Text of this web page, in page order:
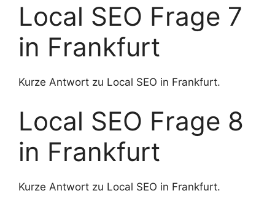
Local SEO Frage 7
in Frankfurt
Kurze Antwort zu Local SEO in Frankfurt.
Local SEO Frage 8
in Frankfurt
Kurze Antwort zu Local SEO in Frankfurt.